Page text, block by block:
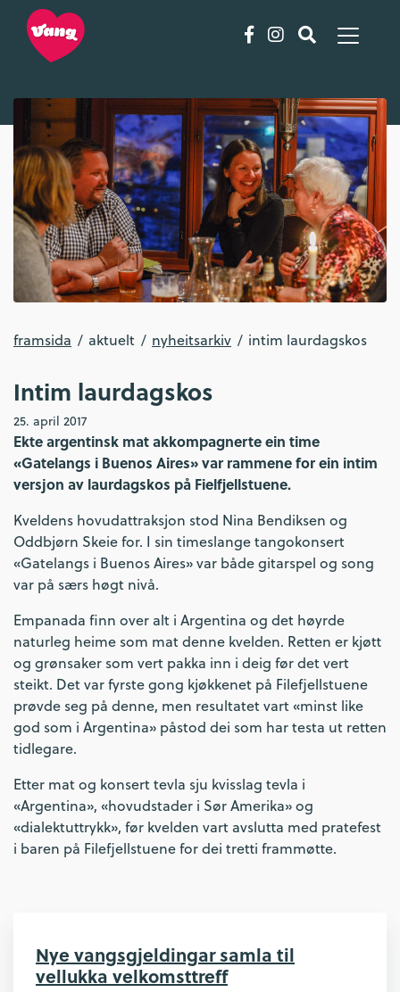
framsida aktuelt nyheitsarkiv intim laurdagskos
Intim laurdagskos
25. april 2017
Ekte argentinsk mat akkompagnerte ein time
«Gatelangs i Buenos Aires» var rammene for ein intim
versjon av laurdagskos på Fielfjellstuene.
Kveldens hovudattraksjon stod Nina Bendiksen og
Oddbjørn Skeie for. I sin timeslange tangokonsert
«Gatelangs i Buenos Aires» var både gitarspel og song
var på særs høgt nivå.
Empanada finn over alt i Argentina og det høyrde
naturleg heime som mat denne kvelden. Retten er kjøtt
og grønsaker som vert pakka inn i deig før det vert
steikt. Det var fyrste gong kjøkkenet på Filefjellstuene
prøvde seg på denne, men resultatet vart «minst like
god som i Argentina» påstod dei som har testa ut retten
tidlegare.
Etter mat og konsert tevla sju kvisslag tevla i
«Argentina», «hovudstader i Sør Amerika» og
«dialektuttrykk», før kvelden vart avslutta med pratefest
i baren på Filefjellstuene for dei tretti frammøtte.
Nye vangsgjeldingar samla til
vellukka velkomsttreff